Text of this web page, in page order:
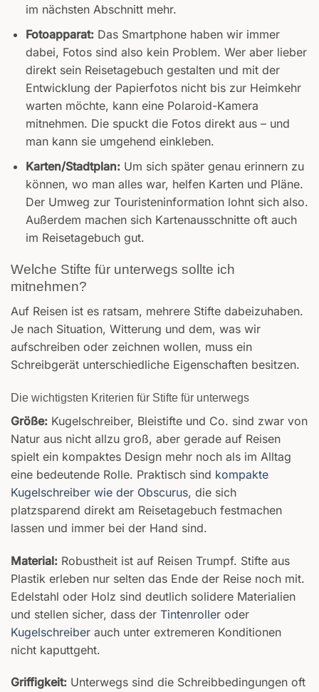
im nächsten Abschnitt mehr.
Fotoapparat:Das Smartphone haben wir immer
dabei, Fotos sind also kein Problem. Wer aber lieber
direkt sein Reisetagebuch gestalten und mit der
Entwicklung der Papierfotos nicht bis zur Heimkehr
warten möchte, kann eine Polaroid-Kamera
mitnehmen. Die spuckt die Fotos direkt aus – und
man kann sie umgehend einkleben.
Karten/Stadtplan:Um sich später genau erinnern zu
können, wo man alles war, helfen Karten und Pläne.
Der Umweg zur Touristeninformation lohnt sich also.
Außerdem machen sich Kartenausschnitte oft auch
im Reisetagebuch gut.
Welche Stifte für unterwegs sollte ich
mitnehmen?
Auf Reisen ist es ratsam, mehrere Stifte dabeizuhaben.
Je nach Situation, Witterung und dem, was wir
aufschreiben oder zeichnen wollen, muss ein
Schreibgerät unterschiedliche Eigenschaften besitzen.
Die wichtigsten Kriterien für Stifte für unterwegs
Größe: Kugelschreiber, Bleistifte und Co. sind zwar von
Natur aus nicht allzu groß, aber gerade auf Reisen
spielt ein kompaktes Design mehr noch als im Alltag
eine bedeutende Rolle. Praktisch sind kompakte
Kugelschreiber wie der Obscurus, die sich
platzsparend direkt am Reisetagebuch festmachen
lassen und immer bei der Hand sind.
Material: Robustheit ist auf Reisen Trumpf. Stifte aus
Plastik erleben nur selten das Ende der Reise noch mit.
Edelstahl oder Holz sind deutlich solidere Materialien
und stellen sicher, dass der Tintenroller oder
Kugelschreiber auch unter extremeren Konditionen
nicht kaputtgeht.
Griffigkeit: Unterwegs sind die Schreibbedingungen oft